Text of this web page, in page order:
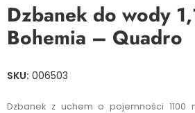
Dzbanek do wody
Bohemia – Quadro
SKU: 006503
Dzbanek z uchem o pojemności 1100